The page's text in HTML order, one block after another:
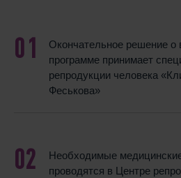
Окончательное решение о
программе принимает
репродукции человека
Феськова»
Необходимые
проводятся в Центре